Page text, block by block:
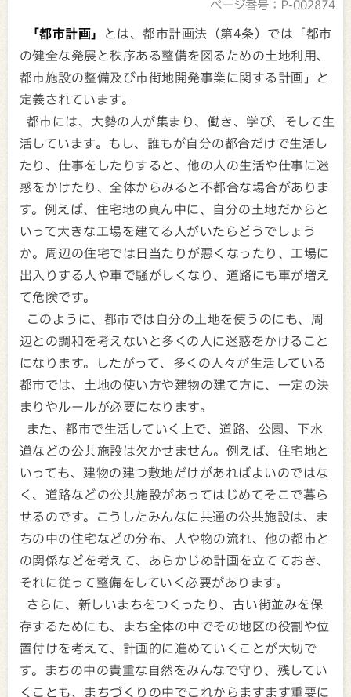
ページ番号：P-002874
「都市計画」
とは、都市計画法（第4条）では「都市
の健全な発展と秩序ある整備を図るための土地利用、
都市施設の整備及び市街地開発事業に関する計画」と
定義されています。
都市には、大勢の人が集まり、働き、学び、そして生
活しています。もし、誰もが自分の都合だけで生活し
たり、仕事をしたりすると、他の人の生活や仕事に迷
惑をかけたり、全体からみると不都合な場合がありま
す。例えば、住宅地の真ん中に、自分の土地だからと
いって大きな工場を建てる人がいたらどうでしょう
か。周辺の住宅では日当たりが悪くなったり、工場に
出入りする人や車で騒がしくなり、道路にも車が増え
て危険です。
このように、都市では自分の土地を使うのにも、周
辺との調和を考えないと多くの人に迷惑をかけること
になります。したがって、多くの人々が生活している
都市では、土地の使い方や建物の建て方に、一定の決
まりやルールが必要になります。
また、都市で生活していく上で、道路、公園、下水
道などの公共施設は欠かせません。例えば、住宅地と
いっても、建物の建つ敷地だけがあればよいのではな
く、道路などの公共施設があってはじめてそこで暮ら
せるのです。こうしたみんなに共通の公共施設は、ま
ちの中の住宅などの分布、人や物の流れ、他の都市と
の関係などを考えて、あらかじめ計画を立てておき、
それに従って整備をしていく必要があります。
さらに、新しいまちをつくったり、古い街並みを保
存するためにも、まち全体の中でその地区の役割や位
置付けを考えて、計画的に進めていくことが大切で
す。まちの中の貴重な自然をみんなで守り、残してい
くことも、まちづくりの中でこれからますます重要に